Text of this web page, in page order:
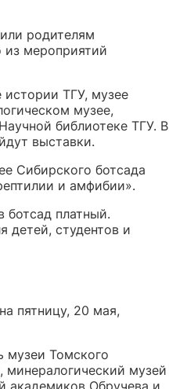
родителям
из мероприятий
истории ТГУ, музее
музее,
библиотеке ТГУ. В
выставки.
Сибирского ботсада
и амфибии».
ботсад платный.
детей, студентов и
пятницу, 20 мая,
музеи Томского
музей